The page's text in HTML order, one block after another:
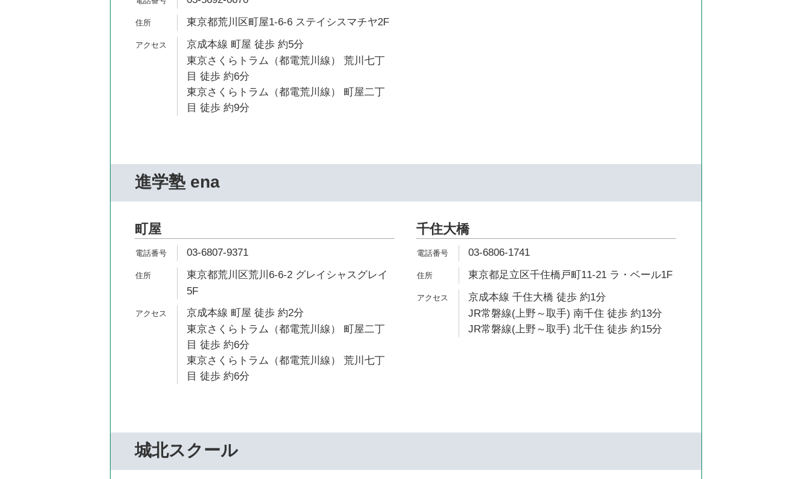
東京都荒川区町屋1-6-6 ステイシスマチヤ2F
京成本線 町屋 徒歩 約5分
東京さくらトラム（都電荒川線） 荒川七丁
目 徒歩 約6分
東京さくらトラム（都電荒川線） 町屋二丁
目 徒歩 約9分
進学塾 ena
町屋
03-6807-9371
東京都荒川区荒川6-6-2 グレイシャスグレイ
5F
京成本線 町屋 徒歩 約2分
東京さくらトラム（都電荒川線） 町屋二丁
目 徒歩 約6分
東京さくらトラム（都電荒川線） 荒川七丁
目 徒歩 約6分
千住大橋
03-6806-1741
東京都足立区千住橋戸町11-21 ラ・ベール1F
京成本線 千住大橋 徒歩 約1分
JR常磐線(上野～取手) 南千住 徒歩 約13分
JR常磐線(上野～取手) 北千住 徒歩 約15分
城北スクール